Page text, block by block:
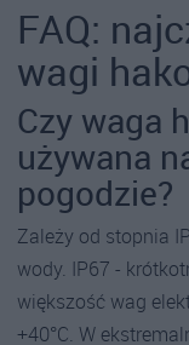
FAQ:
wagi
Czy waga
używana
pogodzie?
Zależy od stopnia
wody. IP67 -
większość wag
+40°C. W